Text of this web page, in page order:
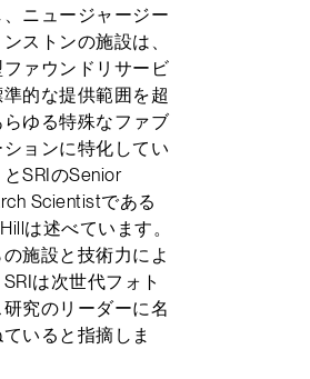
、ニュージャージー
ストンの施設は、
ァウンドリサービ
準的な提供範囲を超
らゆる特殊なファブ
ションに特化してい
とSRIのSenior
Scientistである
は述べています。
の施設と技術力によ
は次世代フォト
究のリーダーに名
いると指摘しま